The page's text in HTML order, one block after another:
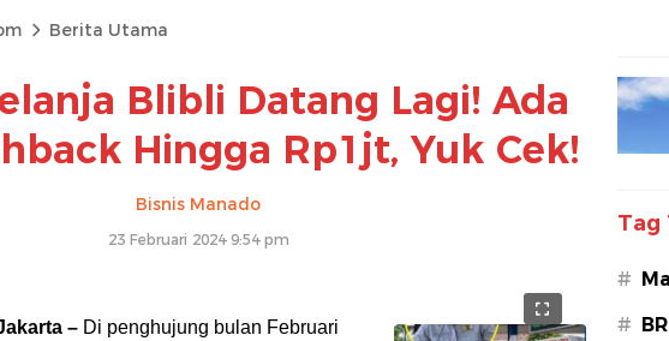
Berita Utama
Blibli Datang Lagi! Ada
Hingga Rp1jt, Yuk Cek!
Bisnis Manado
23 Februari 2024 9:54 pm
– Di penghujung bulan Februari
Tag
#
#